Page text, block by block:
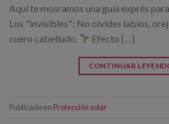
Aquí te mosramos una guía exprés
Los "invisibles": No olvides labios,
cuero cabelludo.
Efecto […]
CONTINUAR
Publicado en Protección solar